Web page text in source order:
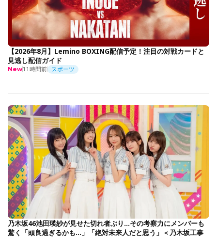
【2026年8月】Lemino BOXING配信予定！注目の対戦カードと
見逃し配信ガイド
New11時間前 スポーツ
乃木坂46池田瑛紗が見せた切れ者ぶり…その考察力にメンバーも
驚く「頭良過ぎるかも…」「絶対未来人だと思う」＜乃木坂工事